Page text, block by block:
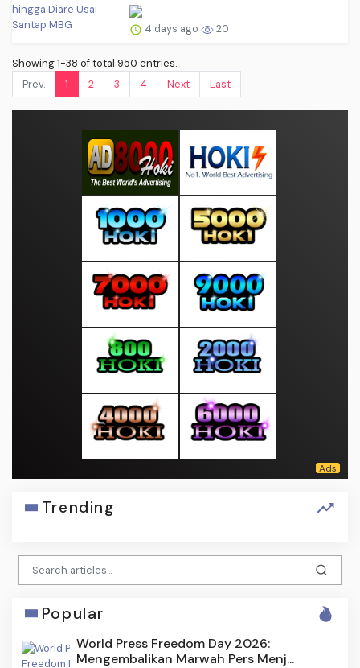
4 days ago 20
Showing 1-38 of total 950 entries.
Prev.
1 2 3 4 Next Last
Trending
Popular
World Press Freedom Day 2026:
Mengembalikan Marwah Pers Menj...